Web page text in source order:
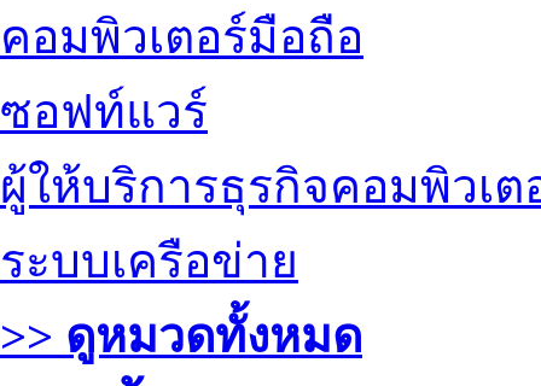
คอมพิวเตอร์มือถือ
ซอฟท์แวร์
ผู้ให้บริการธุรกิจคอมพิวเต
ระบบเครือข่าย
>> ดูหมวดทั้งหมด